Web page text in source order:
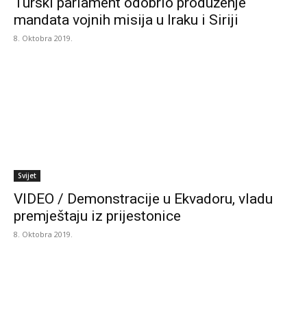
mandata vojnih misija u Iraku i Siriji
8. Oktobra 2019.
Svijet
VIDEO / Demonstracije u Ekvadoru, vladu
premještaju iz prijestonice
8. Oktobra 2019.